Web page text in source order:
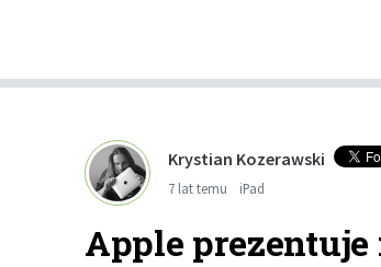
Krystian Kozerawski
7 lat temu iPad
Apple prezentuje